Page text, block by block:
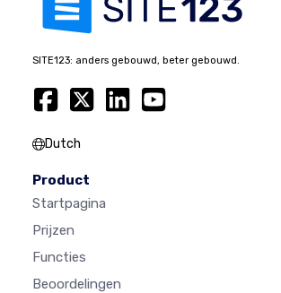
SITE123: anders gebouwd, beter gebouwd.
Dutch
Product
Startpagina
Prijzen
Functies
Beoordelingen